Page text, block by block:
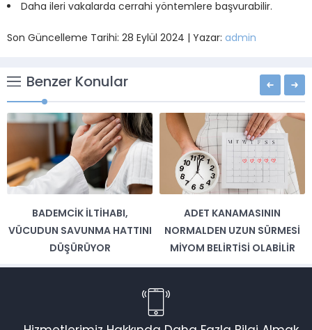
Daha ileri vakalarda cerrahi yöntemlere başvurabilir.
Son Güncelleme Tarihi: 28 Eylül 2024 | Yazar: admin
Benzer Konular
BADEMCIK İLTIHABI,
VÜCUDUN SAVUNMA HATTINI
DÜŞÜRÜYOR
ADET KANAMASININ
NORMALDEN UZUN SÜRMESI
MIYOM BELIRTISI OLABILIR